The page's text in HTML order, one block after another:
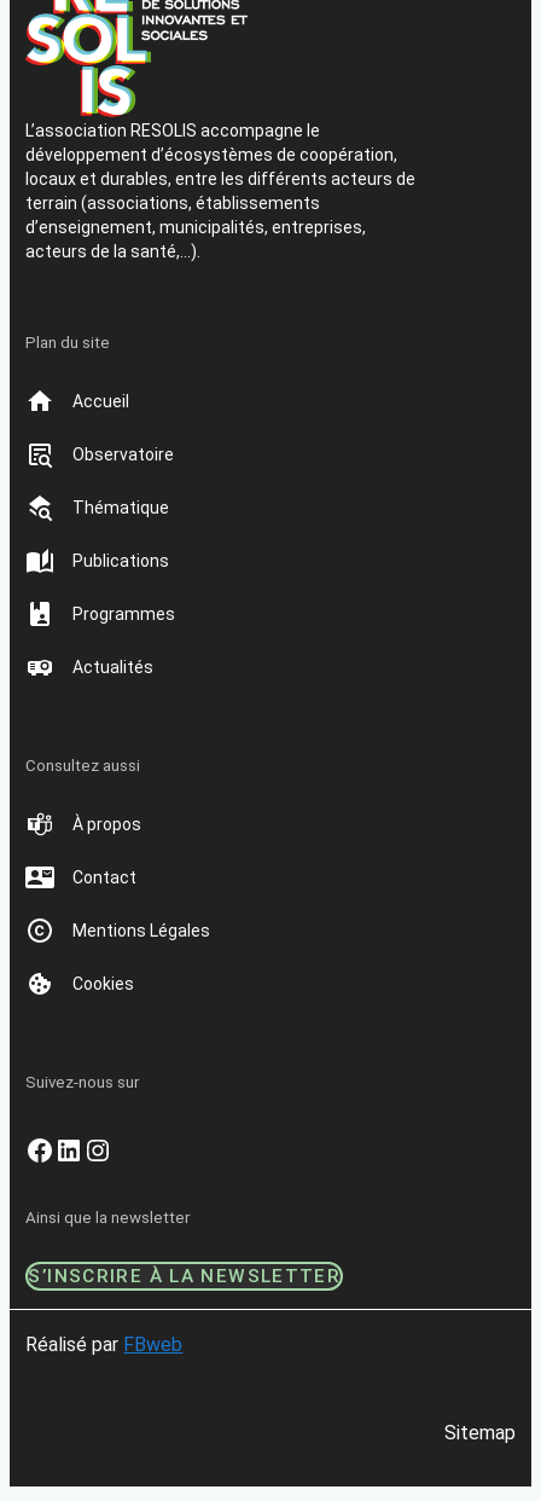
L’association RESOLIS accompagne le
développement d’écosystèmes de coopération,
locaux et durables, entre les différents acteurs de
terrain (associations, établissements
d’enseignement, municipalités, entreprises,
acteurs de la santé,…).
Plan du site
Accueil
Observatoire
Thématique
Publications
Programmes
Actualités
Consultez aussi
À propos
Contact
Mentions Légales
Cookies
Suivez-nous sur
Facebook
LinkedIn
Instagram
Ainsi que la newsletter
S’INSCRIRE À LA NEWSLETTER
Réalisé par FBweb
Sitemap